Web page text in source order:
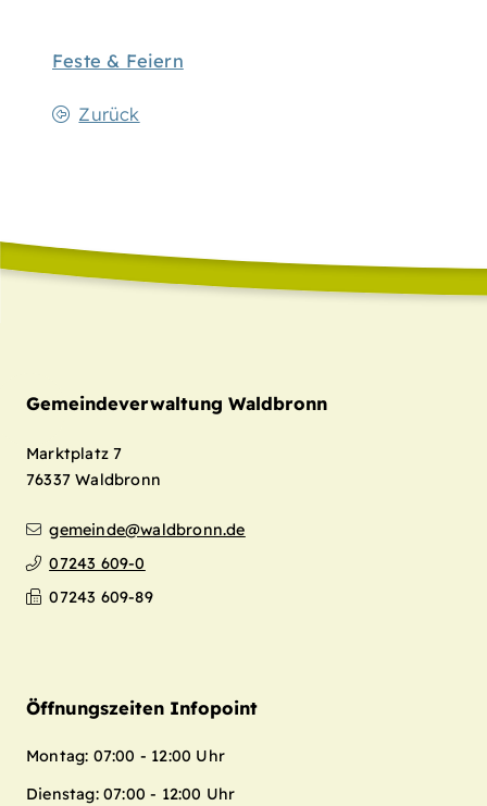
Feste & Feiern
Zurück
Gemeindeverwaltung Waldbronn
Marktplatz 7
76337 Waldbronn
gemeinde@waldbronn.de
07243 609-0
07243 609-89
Öffnungszeiten Infopoint
Montag: 07:00 - 12:00 Uhr
Dienstag: 07:00 - 12:00 Uhr